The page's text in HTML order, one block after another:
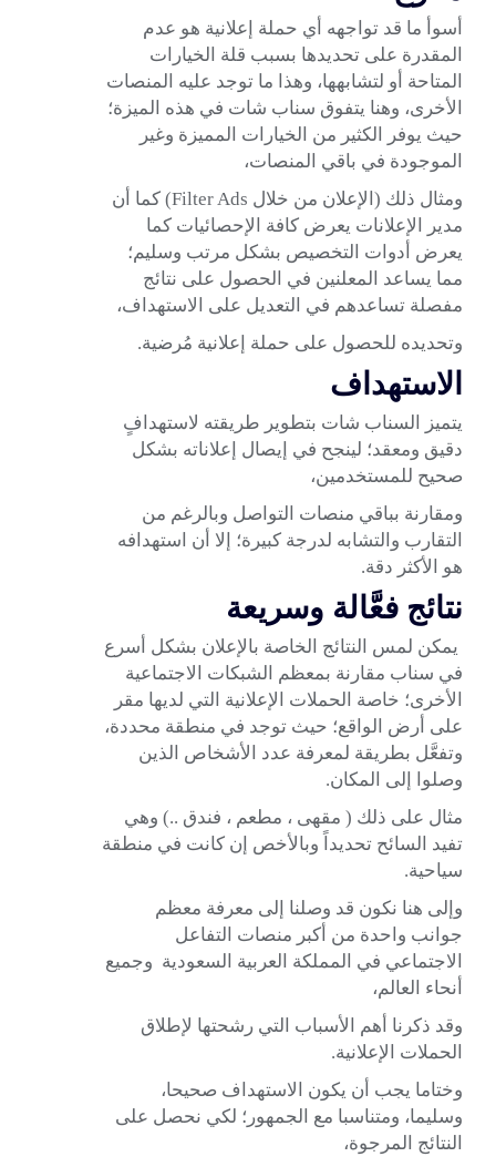
أسوأ ما قد تواجهه أي حملة إعلانية هو عدم
المقدرة على تحديدها بسبب قلة الخيارات
المتاحة أو لتشابهها، وهذا ما توجد عليه المنصات
الأخرى، وهنا يتفوق سناب شات في هذه الميزة؛
حيث يوفر الكثير من الخيارات المميزة وغير
الموجودة في باقي المنصات،
ومثال ذلك ( الإعلان من خلال Filter Ads
) كما أن
مدير الإعلانات يعرض كافة الإحصائيات كما
يعرض أدوات التخصيص بشكل مرتب وسليم؛
مما يساعد المعلنين في الحصول على نتائج
مفصلة تساعدهم في التعديل على الاستهداف،
وتحديده للحصول على حملة إعلانية مُرضية.
الاستهداف
يتميز السناب شات بتطوير طريقته لاستهدافٍ
دقيق ومعقد؛ لينجح في إيصال إعلاناته بشكل
صحيح للمستخدمين،
ومقارنة بباقي منصات التواصل وبالرغم من
التقارب والتشابه لدرجة كبيرة؛ إلا أن استهدافه
هو الأكثر دقة.
نتائج فعَّالة وسريعة
يمكن لمس النتائج الخاصة بالإعلان بشكل أسرع
في سناب مقارنة بمعظم الشبكات الاجتماعية
الأخرى؛ خاصة الحملات الإعلانية التي لديها مقر
على أرض الواقع؛ حيث توجد في منطقة محددة،
وتفعَّل بطريقة لمعرفة عدد الأشخاص الذين
وصلوا إلى المكان.
مثال على ذلك ( مقهى ، مطعم ، فندق ..) وهي
تفيد السائح تحديداً وبالأخص إن كانت في منطقة
سياحية.
وإلى هنا نكون قد وصلنا إلى معرفة معظم
جوانب واحدة من أكبر منصات التفاعل
الاجتماعي في المملكة العربية السعودية وجميع
أنحاء العالم،
وقد ذكرنا أهم الأسباب التي رشحتها لإطلاق
الحملات الإعلانية.
وختاما يجب أن يكون الاستهداف صحيحا،
وسليما، ومتناسبا مع الجمهور؛ لكي نحصل على
النتائج المرجوة،